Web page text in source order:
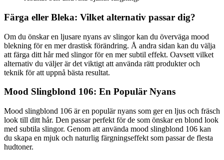
Färga eller Bleka: Vilket alternativ passar dig?
Om du önskar en ljusare nyans av slingor kan du överväga mood
blekning för en mer drastisk förändring. Å andra sidan kan du välja
att färga ditt hår med slingor för en mer subtil effekt. Oavsett vilket
alternativ du väljer är det viktigt att använda rätt produkter och
teknik för att uppnå bästa resultat.
Mood Slingblond 106: En Populär Nyans
Mood slingblond 106 är en populär nyans som ger en ljus och fräsch
look till ditt hår. Den passar perfekt för de som önskar en blond look
med subtila slingor. Genom att använda mood slingblond 106 kan
du skapa en mjuk och naturlig färgningseffekt som passar de flesta
hudtoner.